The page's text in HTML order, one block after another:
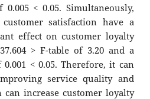
< 0.05. Simultaneously,
satisfaction have a
effect on customer loyalty
> F-table of 3.20 and a
< 0.05. Therefore, it can
service quality and
can increase customer loyalty